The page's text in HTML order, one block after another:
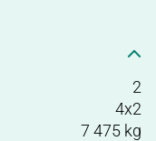
2
4x2
7 475 kg